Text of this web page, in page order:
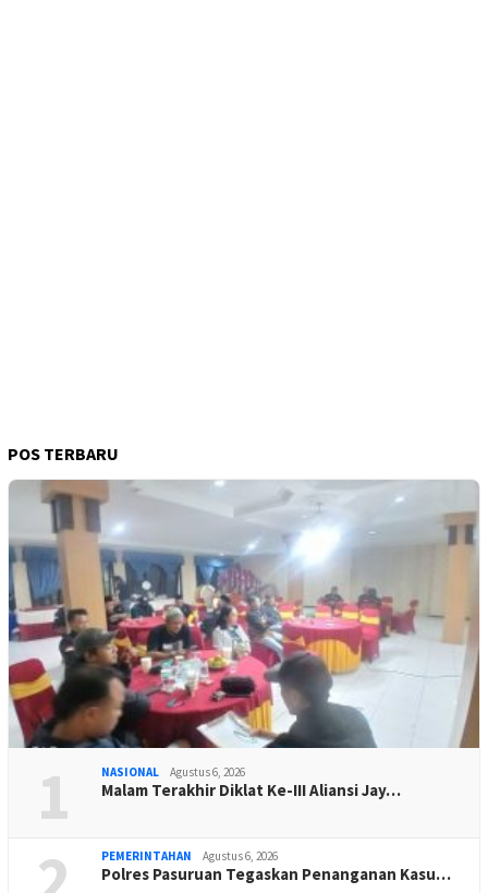
POS TERBARU
1 NASIONAL Agustus 6, 2026
Malam Terakhir Diklat Ke-III Aliansi Jay…
PEMERINTAHAN Agustus 6, 2026
Polres Pasuruan Tegaskan Penanganan Kasu…